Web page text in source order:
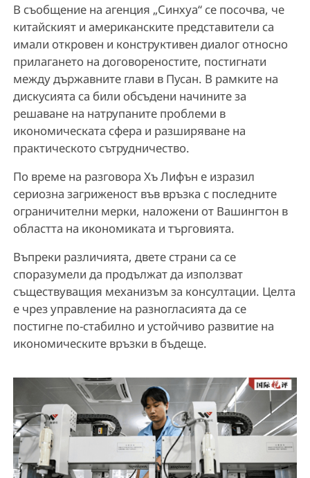
В съобщение на агенция „Синхуа“ се посочва, че
китайският и американските представители са
имали откровен и конструктивен диалог относно
прилагането на договореностите, постигнати
между държавните глави в Пусан. В рамките на
дискусията са били обсъдени начините за
решаване на натрупаните проблеми в
икономическата сфера и разширяване на
практическото сътрудничество.
По време на разговора Хъ Лифън е изразил
сериозна загриженост във връзка с последните
ограничителни мерки, наложени от Вашингтон в
областта на икономиката и търговията.
Въпреки различията, двете страни са се
споразумели да продължат да използват
съществуващия механизъм за консултации. Целта
е чрез управление на разногласията да се
постигне по-стабилно и устойчиво развитие на
икономическите връзки в бъдеще.